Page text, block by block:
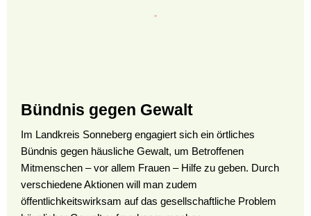
Bündnis gegen Gewalt
Im Landkreis Sonneberg engagiert sich ein örtliches
Bündnis gegen häusliche Gewalt, um Betroffenen
Mitmenschen – vor allem Frauen – Hilfe zu geben. Durch
verschiedene Aktionen will man zudem
öffentlichkeitswirksam auf das gesellschaftliche Problem